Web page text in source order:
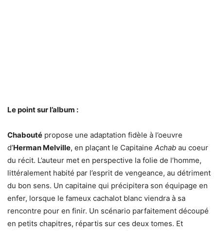
Le point sur l’album :
Chabouté propose une adaptation fidèle à l’oeuvre
d’Herman Melville, en plaçant le Capitaine Achab au coeur
du récit. L’auteur met en perspective la folie de l’homme,
littéralement habité par l’esprit de vengeance, au détriment
du bon sens. Un capitaine qui précipitera son équipage en
enfer, lorsque le fameux cachalot blanc viendra à sa
rencontre pour en finir. Un scénario parfaitement découpé
en petits chapitres, répartis sur ces deux tomes. Et